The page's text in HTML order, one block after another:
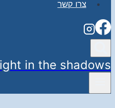
צרו קשר
in the shadows